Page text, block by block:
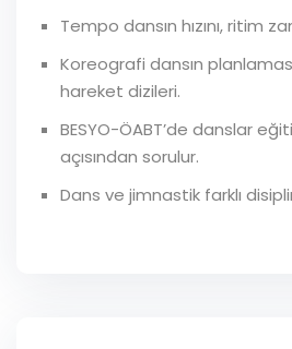
Tempo dansın hızını, ritim
Koreografi dansın
hareket dizileri.
BESYO-ÖABT’de danslar
açısından sorulur.
Dans ve jimnastik farklı